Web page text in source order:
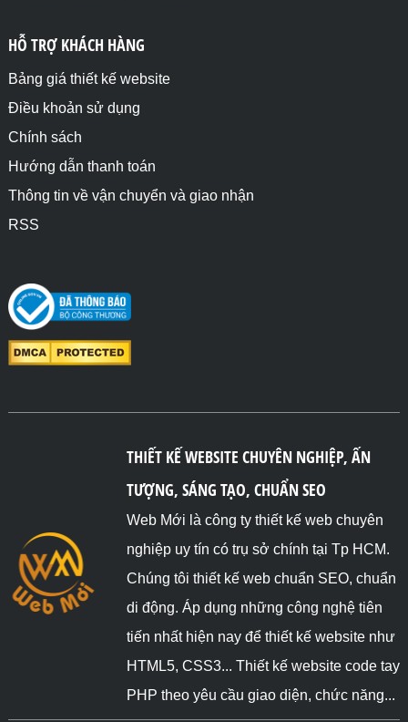
HỖ TRỢ KHÁCH HÀNG
Bảng giá thiết kế website
Điều khoản sử dụng
Chính sách
Hướng dẫn thanh toán
Thông tin về vận chuyển và giao nhận
RSS
THIẾT KẾ WEBSITE CHUYÊN NGHIỆP, ẤN
TƯỢNG, SÁNG TẠO, CHUẨN SEO
Web Mới là công ty thiết kế web chuyên
nghiệp uy tín có trụ sở chính tại Tp HCM.
Chúng tôi thiết kế web chuẩn SEO, chuẩn
di động. Áp dụng những công nghệ tiên
tiến nhất hiện nay để thiết kế website như
HTML5, CSS3... Thiết kế website code tay
PHP theo yêu cầu giao diện, chức năng...